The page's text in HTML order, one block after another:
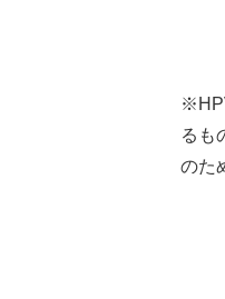
い
るも
のた